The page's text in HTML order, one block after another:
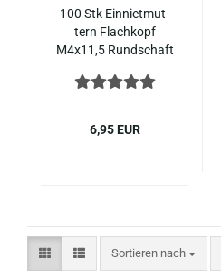
100 Stk Ein­niet­mut­
tern Flach­kopf
M4x11,5 Rund­schaft
Edel­stahl A2 Art.
6,95 EUR
Sortieren nach
Sortieren nach